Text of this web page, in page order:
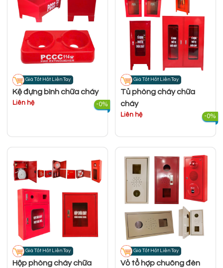
Giá Tốt Hốt Liền Tay
Kệ đựng bình chữa cháy
Liên hệ -0%
Giá Tốt Hốt Liền Tay
Tủ phòng cháy chữa
cháy
Liên hệ -0%
Giá Tốt Hốt Liền Tay
Hộp phòng cháy chữa
Giá Tốt Hốt Liền Tay
Vỏ tổ hợp chuông đèn